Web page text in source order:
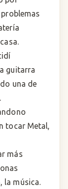
guitarra
una de
tocar Metal,
más
la música.